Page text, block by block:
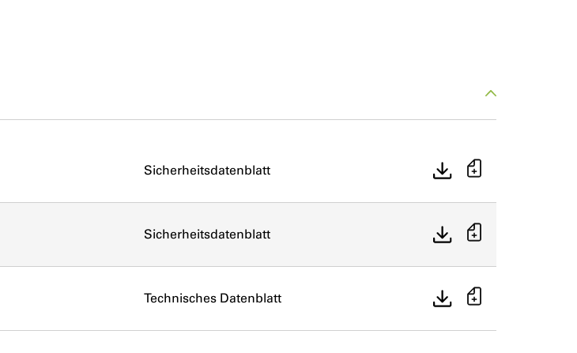
Sicherheitsdatenblatt
Sicherheitsdatenblatt
Technisches Datenblatt